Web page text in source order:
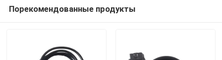
Порекомендованные продукты